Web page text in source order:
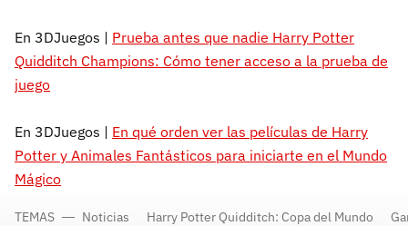
En 3DJuegos | Prueba antes que nadie Harry Potter
Quidditch Champions: Cómo tener acceso a la prueba de
juego
En 3DJuegos | En qué orden ver las películas de Harry
Potter y Animales Fantásticos para iniciarte en el Mundo
Mágico
TEMAS Noticias Harry Potter Quidditch: Copa del Mundo